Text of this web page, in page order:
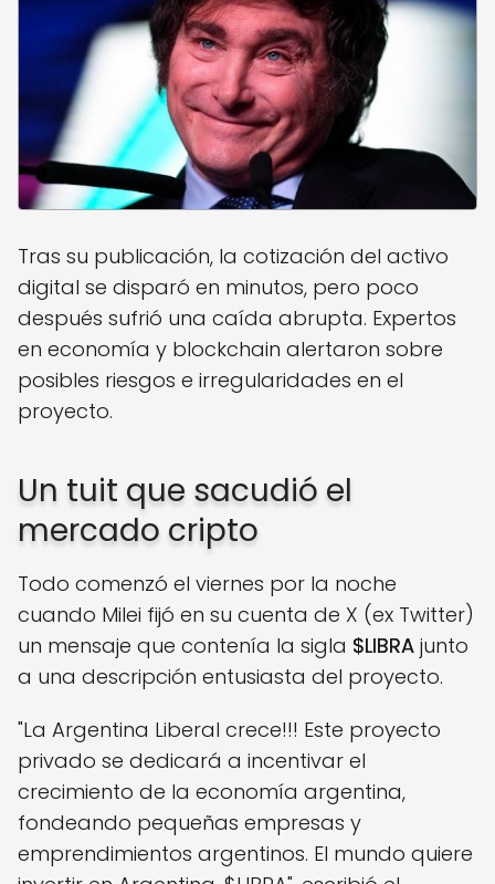
Tras su publicación, la cotización del activo
digital se disparó en minutos, pero poco
después sufrió una caída abrupta. Expertos
en economía y blockchain alertaron sobre
posibles riesgos e irregularidades en el
proyecto.
Un tuit que sacudió el
mercado cripto
Todo comenzó el viernes por la noche
cuando Milei fijó en su cuenta de X (ex Twitter)
un mensaje que contenía la sigla $LIBRA junto
a una descripción entusiasta del proyecto.
"La Argentina Liberal crece!!! Este proyecto
privado se dedicará a incentivar el
crecimiento de la economía argentina,
fondeando pequeñas empresas y
emprendimientos argentinos. El mundo quiere